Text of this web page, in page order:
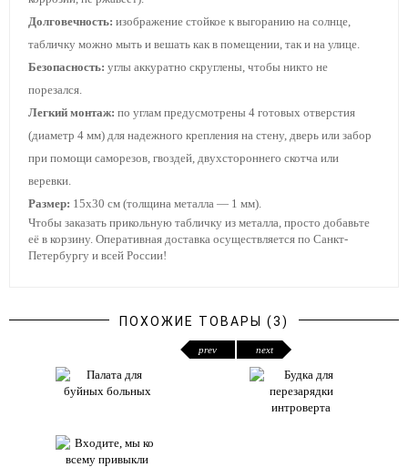
Долговечность: изображение стойкое к выгоранию на солнце,
табличку можно мыть и вешать как в помещении, так и на улице.
Безопасность: углы аккуратно скруглены, чтобы никто не
порезался.
Легкий монтаж: по углам предусмотрены 4 готовых отверстия
(диаметр 4 мм) для надежного крепления на стену, дверь или забор
при помощи саморезов, гвоздей, двухстороннего скотча или
веревки.
Размер: 15х30 см (толщина металла — 1 мм).
Чтобы заказать прикольную табличку из металла, просто добавьте
её в корзину. Оперативная доставка осуществляется по Санкт-
Петербургу и всей России!
ПОХОЖИЕ ТОВАРЫ (3)
prev next